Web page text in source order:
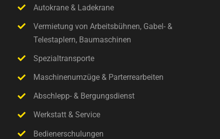
Autokrane & Ladekrane
Vermietung von Arbeitsbühnen, Gabel- &
Telestaplern, Baumaschinen
Spezialtransporte
Maschinenumzüge & Parterrearbeiten
Abschlepp- & Bergungsdienst
Werkstatt & Service
Bedienerschulungen